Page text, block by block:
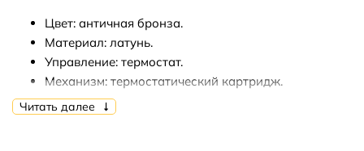
Цвет: античная бронза.
Материал: латунь.
Управление: термостат.
Механизм: термостатический картридж.
Стандарт подводки: G 1/2.
Монтаж: встраиваемый.
Читать далее